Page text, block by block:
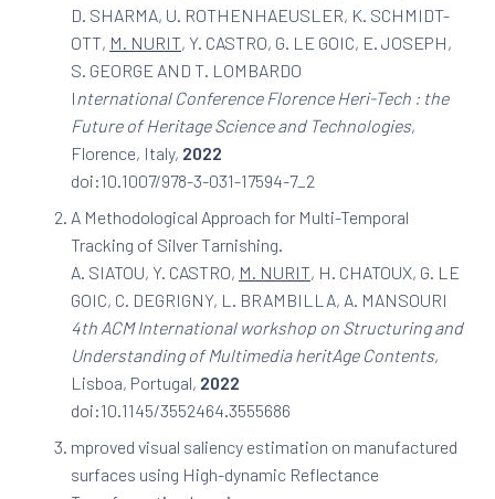
D. SHARMA, U. ROTHENHAEUSLER, K. SCHMIDT-
OTT, M. NURIT, Y. CASTRO, G. LE GOIC, E. JOSEPH,
S. GEORGE AND T. LOMBARDO
International Conference Florence Heri-Tech : the
Future of Heritage Science and Technologies,
Florence, Italy, 2022
doi:10.1007/978-3-031-17594-7_2
A Methodological Approach for Multi-Temporal
Tracking of Silver Tarnishing.
A. SIATOU, Y. CASTRO, M. NURIT, H. CHATOUX, G. LE
GOIC, C. DEGRIGNY, L. BRAMBILLA, A. MANSOURI
4th ACM International workshop on Structuring and
Understanding of Multimedia heritAge Contents,
Lisboa, Portugal, 2022
doi:10.1145/3552464.3555686
mproved visual saliency estimation on manufactured
surfaces using High-dynamic Reflectance